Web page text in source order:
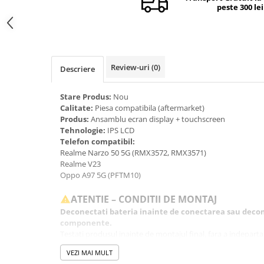
Carcase si capace
Suruburi si adezivi
Piese din dezmembrari (SWAP)
Scule Service GSM
peste 300 lei
Descriere Review-uri (0)
Stare Produs: Nou
Calitate: Piesa compatibila (aftermarket)
Produs: Ansamblu ecran display + touchscreen
Tehnologie: IPS LCD
Telefon compatibil:
Realme Narzo 50 5G (RMX3572, RMX3571)
Realme V23
Oppo A97 5G (PFTM10)
ATENTIE – CONDITII DE MONTAJ
Deconectati bateria inainte de conectarea sau
componente.
etichetele.
Inlocuirea componentelor interne este un proces delicat si
VEZI MAI MULT